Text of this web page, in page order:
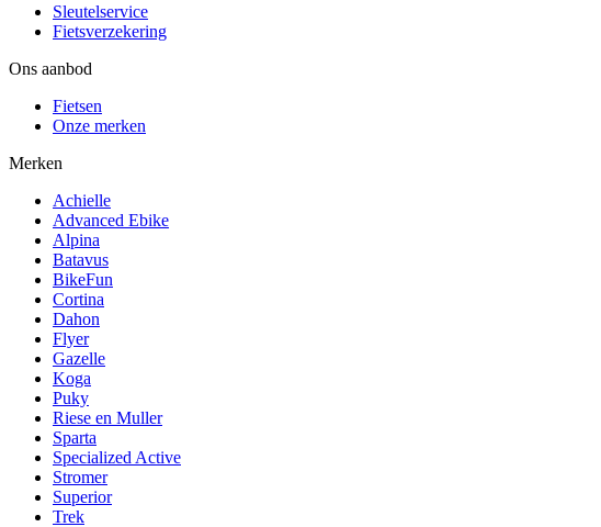
Sleutelservice
Fietsverzekering
Ons aanbod
Fietsen
Onze merken
Merken
Achielle
Advanced Ebike
Alpina
Batavus
BikeFun
Cortina
Dahon
Flyer
Gazelle
Koga
Puky
Riese en Muller
Sparta
Specialized Active
Stromer
Superior
Trek